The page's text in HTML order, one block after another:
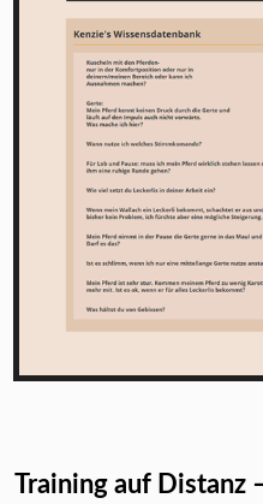
Training auf Distanz